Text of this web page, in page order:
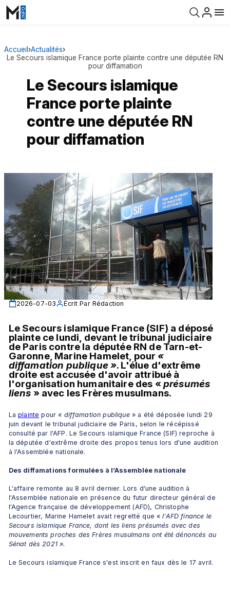
Accueil ›Actualités›
Le Secours islamique France porte plainte contre une députée RN
pour diffamation
Le Secours islamique
France porte plainte
contre une députée RN
pour diffamation
2026-07-03 Écrit Par Rédaction
Le Secours islamique France (SIF) a déposé
plainte ce lundi, devant le tribunal judiciaire
de Paris contre la députée RN de Tarn-et-
Garonne, Marine Hamelet, pour «
diffamation publique ». L'élue d'extrême
droite est accusée d'avoir attribué à
l'organisation humanitaire des « présumés
liens » avec les Frères musulmans.
La plainte pour « diffamation publique » a été déposée lundi 29
juin devant le tribunal judiciaire de Paris, selon le récépissé
consulté par l'AFP. Le Secours islamique France (SIF) reproche à
la députée d'extrême droite des propos tenus lors d'une audition
à l'Assemblée nationale.
Des diffamations formulées à l’Assemblée nationale
L'affaire remonte au 8 avril dernier. Lors d'une audition à
l'Assemblée nationale en présence du futur directeur général de
l'Agence française de développement (AFD), Christophe
Lecourtier, Marine Hamelet avait regretté que « l'AFD finance le
Secours islamique France, dont les liens présumés avec des
mouvements proches des Frères musulmans ont été dénoncés au
Sénat dès 2021 ».
Le Secours islamique France s'est inscrit en faux dès le 17 avril.